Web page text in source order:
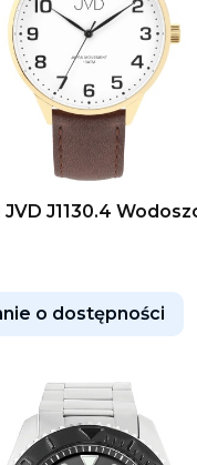
J1130.4
o dostępności